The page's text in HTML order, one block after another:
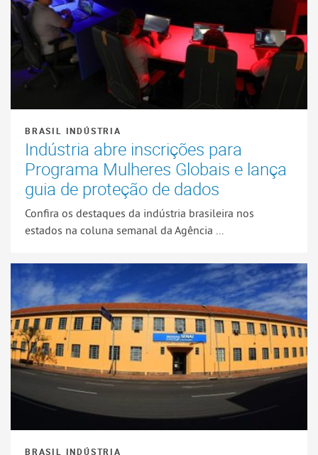
BRASIL INDÚSTRIA
Indústria abre inscrições para
Programa Mulheres Globais e lança
guia de proteção de dados
Confira os destaques da indústria brasileira nos
estados na coluna semanal da Agência ...
BRASIL INDÚSTRIA